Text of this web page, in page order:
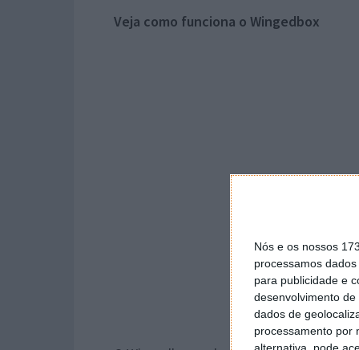
Nós e os nossos
processamos
para publicidade e
desenvolvimento de
dados de
processamento por
Veja como funciona o Wingedbox